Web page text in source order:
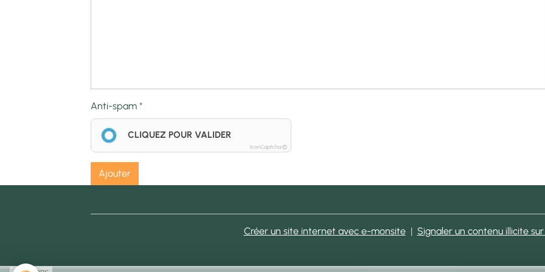
Anti-spam
CLIQUEZ POUR VALIDER
IconCaptcha ©
Ajouter
Créer un site internet avec e-monsite Signaler un contenu illicite